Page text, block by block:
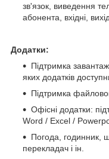
зв'язок, виведення
абонента, вхідні,
Додатки:
Підтримка
яких додатків
Підтримка
Офісні додатки:
Word / Excel /
Погода, годинник,
перекладач і ін.